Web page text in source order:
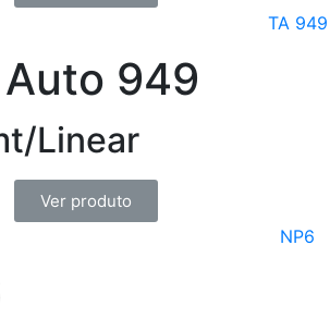
949
Linear
Ver produto